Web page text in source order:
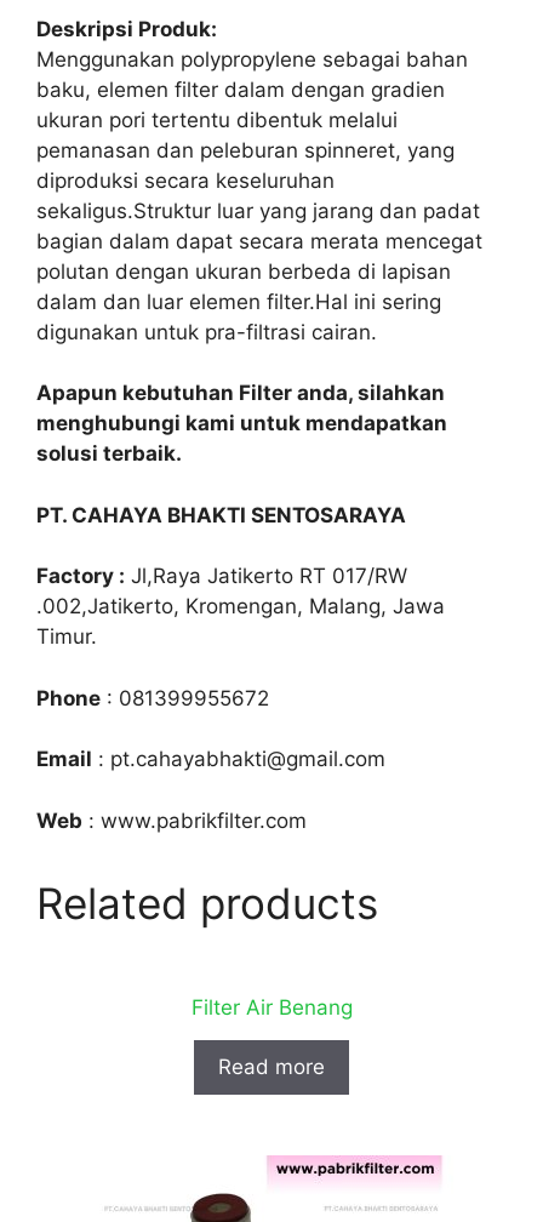
Deskripsi Produk:
Menggunakan polypropylene sebagai bahan
baku, elemen filter dalam dengan gradien
ukuran pori tertentu dibentuk melalui
pemanasan dan peleburan spinneret, yang
diproduksi secara keseluruhan
sekaligus.Struktur luar yang jarang dan padat
bagian dalam dapat secara merata mencegat
polutan dengan ukuran berbeda di lapisan
dalam dan luar elemen filter.Hal ini sering
digunakan untuk pra-filtrasi cairan.
Apapun kebutuhan Filter anda, silahkan
menghubungi kami untuk mendapatkan
solusi terbaik.
PT. CAHAYA BHAKTI SENTOSARAYA
Factory : Jl,Raya Jatikerto RT 017/RW
.002,Jatikerto, Kromengan, Malang, Jawa
Timur.
Phone : 081399955672
Email : pt.cahayabhakti@gmail.com
Web : www.pabrikfilter.com
Related products
Filter Air Benang
Read more